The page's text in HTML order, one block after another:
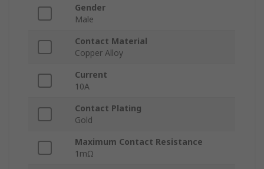
Gender
Male
Contact Material
Copper Alloy
Current
10A
Contact Plating
Gold
Maximum Contact Resistance
1mΩ